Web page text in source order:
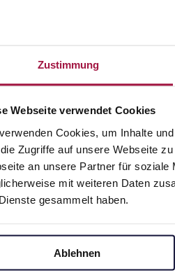
Zustimmung
Webseite verwendet Cookies
Cookies, um Inhalte
Zugriffe auf unsere Webseite
an unsere Partner für soziale
mit weiteren Daten
gesammelt haben.
Ablehnen